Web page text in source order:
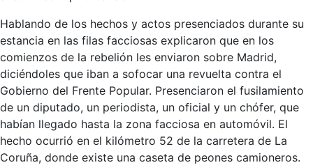
Hablando de los hechos y actos presenciados durante su
estancia en las filas facciosas explicaron que en los
comienzos de la rebelión les enviaron sobre Madrid,
diciéndoles que iban a sofocar una revuelta contra el
Gobierno del Frente Popular. Presenciaron el fusilamiento
de un diputado, un periodista, un oficial y un chófer, que
habían llegado hasta la zona facciosa en automóvil. El
hecho ocurrió en el kilómetro 52 de la carretera de La
Coruña, donde existe una caseta de peones camioneros.